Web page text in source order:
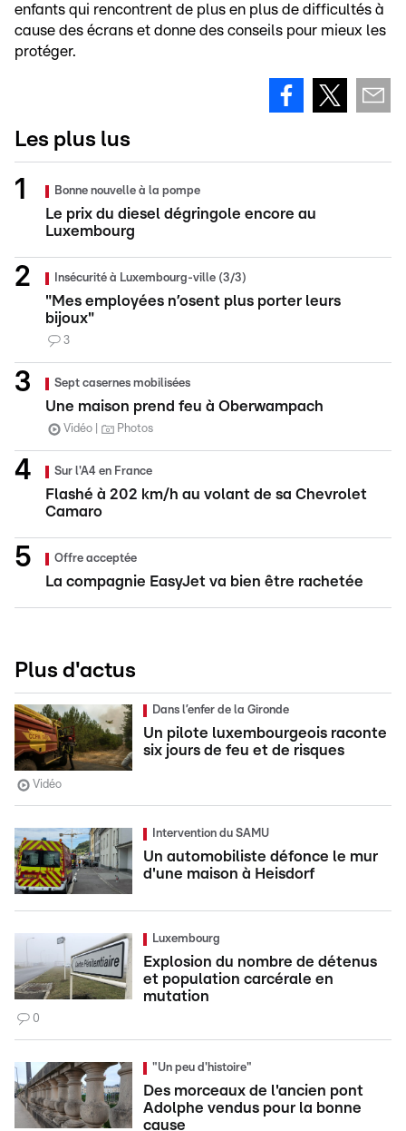
enfants qui rencontrent de plus en plus de difficultés à
cause des écrans et donne des conseils pour mieux les
protéger.
Les plus lus
Bonne nouvelle à la pompe
Le prix du diesel dégringole encore au
Luxembourg
Insécurité à Luxembourg-ville (3/3)
"Mes employées n’osent plus porter leurs
bijoux"
3
Sept casernes mobilisées
Une maison prend feu à Oberwampach
Vidéo Photos
Sur l'A4 en France
Flashé à 202 km/h au volant de sa Chevrolet
Camaro
Offre acceptée
La compagnie EasyJet va bien être rachetée
Plus d'actus
Dans l’enfer de la Gironde
Un pilote luxembourgeois raconte
six jours de feu et de risques
Vidéo
Intervention du SAMU
Un automobiliste défonce le mur
d'une maison à Heisdorf
Luxembourg
Explosion du nombre de détenus
et population carcérale en
mutation
0
"Un peu d'histoire"
Des morceaux de l'ancien pont
Adolphe vendus pour la bonne
cause